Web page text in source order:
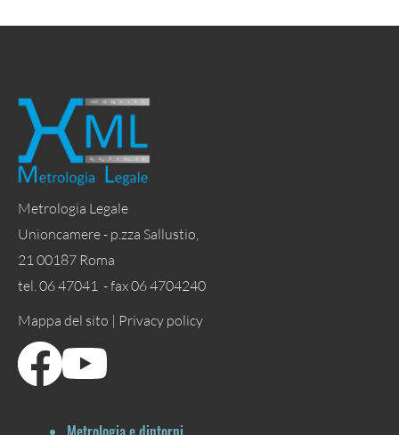
Metrologia Legale
Unioncamere - p.zza Sallustio,
21 00187 Roma
tel. 06 47041 - fax 06 4704240
Mappa del sito | Privacy policy